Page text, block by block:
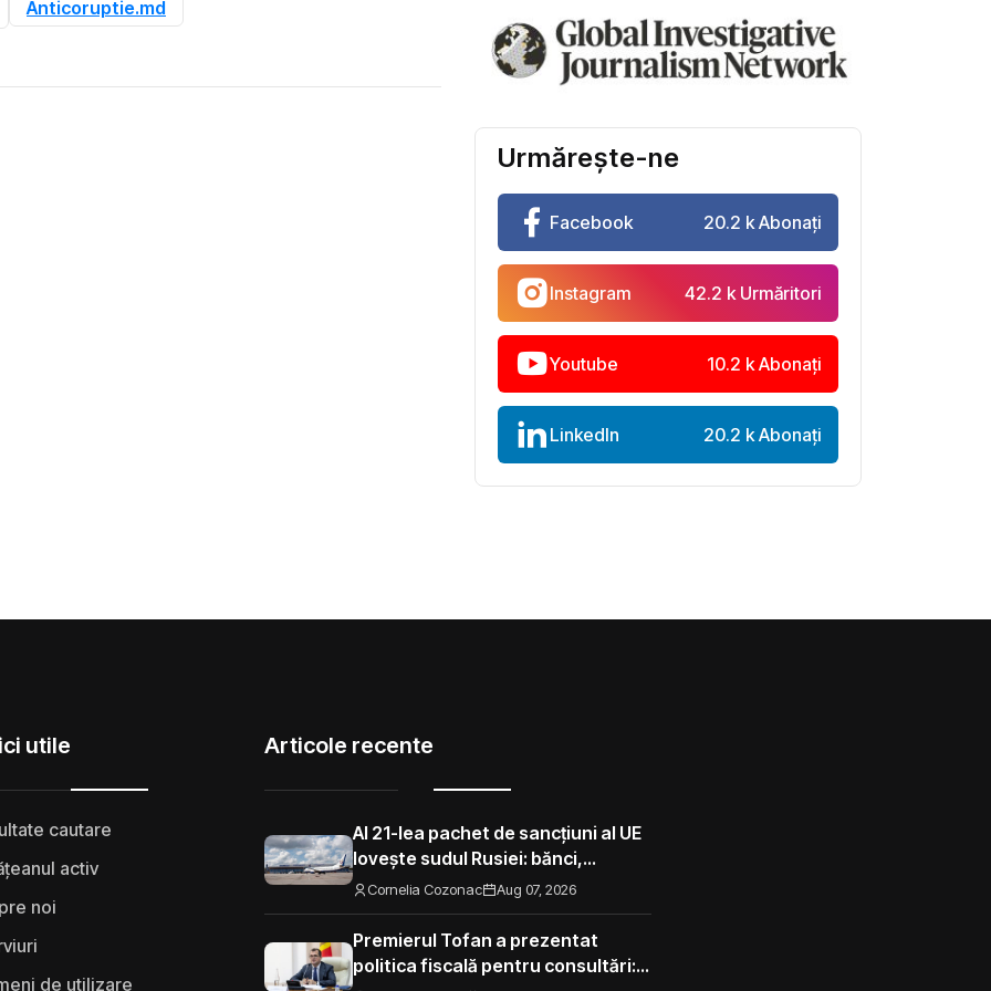
Anticoruptie.md
Urmărește-ne
Facebook 20.2 k Abonați
Instagram 42.2 k Urmăritori
Youtube 10.2 k Abonați
LinkedIn 20.2 k Abonați
utile
cautare
activ
noi
de utilizare
Articole recente
Al 21-lea pachet de sancțiuni al UE
lovește sudul Rusiei: bănci,
aeroporturi și flota din umbră
Cornelia Cozonac Aug 07, 2026
Premierul Tofan a prezentat
politica fiscală pentru consultări: